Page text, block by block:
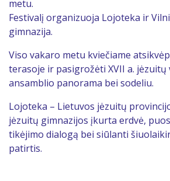
metu.
Festivalį organizuoja Lojoteka ir
gimnazija.
Viso vakaro metu kviečiame
terasoje ir pasigrožėti XVII a. jėzuitų
ansamblio panorama bei sodeliu.
Lojoteka – Lietuvos jėzuitų
jėzuitų gimnazijos įkurta erdvė,
tikėjimo dialogą bei siūlanti
patirtis.